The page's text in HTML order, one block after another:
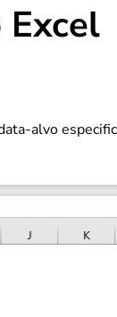
Excel
alvo